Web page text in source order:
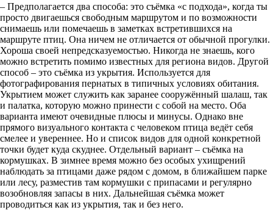
– Предполагается два способа: это съёмка «с подхода», когда ты
просто двигаешься свободным маршрутом и по возможности
снимаешь или помечаешь в заметках встретившихся на
маршруте птиц. Она ничем не отличается от обычной прогулки.
Хороша своей непредсказуемостью. Никогда не знаешь, кого
можно встретить помимо известных для региона видов. Другой
способ – это съёмка из укрытия. Используется для
фотографирования пернатых в типичных условиях обитания.
Укрытием может служить как заранее сооружённый шалаш, так
и палатка, которую можно принести с собой на место. Оба
варианта имеют очевидные плюсы и минусы. Однако вне
прямого визуального контакта с человеком птица ведёт себя
смелее и увереннее. Но и список видов для одной конкретной
точки будет куда скуднее. Отдельный вариант – съёмка на
кормушках. В зимнее время можно без особых ухищрений
наблюдать за птицами даже рядом с домом, в ближайшем парке
или лесу, разместив там кормушки с припасами и регулярно
возобновляя запасы в них. Дальнейшая съёмка может
проводиться как из укрытия, так и без него.